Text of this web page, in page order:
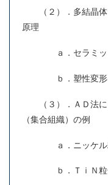
（２）．多結晶体
原理
ａ．セラミック
ｂ．塑性変形に
（３）．ＡＤ法に
（集合組織）の例
ａ．ニッケル粒
ｂ．ＴｉＮ粒子